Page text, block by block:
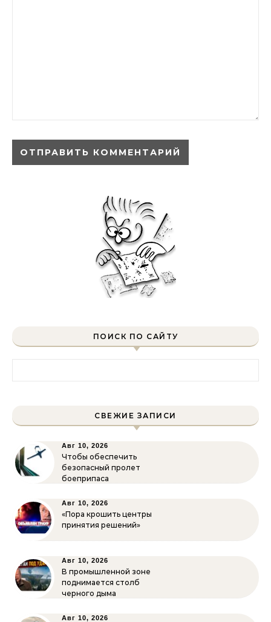
ПОИСК ПО САЙТУ
СВЕЖИЕ ЗАПИСИ
Авг 10, 2026
Чтобы обеспечить
безопасный пролет
боеприпаса
Авг 10, 2026
«Пора крошить центры
принятия решений»
Авг 10, 2026
В промышленной зоне
поднимается столб
черного дыма
Авг 10, 2026